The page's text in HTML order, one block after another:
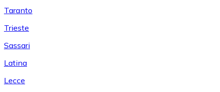
Taranto
Trieste
Sassari
Latina
Lecce